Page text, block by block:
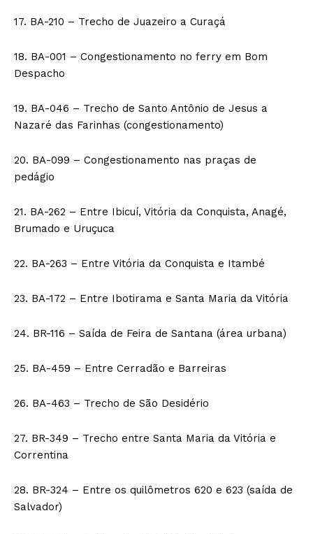
17. BA-210 – Trecho de Juazeiro a Curaçá
18. BA-001 – Congestionamento no ferry em Bom
Despacho
19. BA-046 – Trecho de Santo Antônio de Jesus a
Nazaré das Farinhas (congestionamento)
20. BA-099 – Congestionamento nas praças de
pedágio
21. BA-262 – Entre Ibicuí, Vitória da Conquista, Anagé,
Brumado e Uruçuca
22. BA-263 – Entre Vitória da Conquista e Itambé
23. BA-172 – Entre Ibotirama e Santa Maria da Vitória
24. BR-116 – Saída de Feira de Santana (área urbana)
25. BA-459 – Entre Cerradão e Barreiras
26. BA-463 – Trecho de São Desidério
27. BR-349 – Trecho entre Santa Maria da Vitória e
Correntina
28. BR-324 – Entre os quilômetros 620 e 623 (saída de
Salvador)